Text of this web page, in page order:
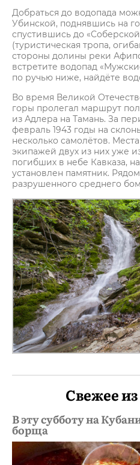
Добраться до водопада
Убинской, поднявшись на
спустившись до
(туристическая тропа,
стороны долины реки
встретите водопад
по ручью ниже, найдёте
Во время Великой
горы пролегал маршрут
из Адлера на Тамань. За
февраль 1943 годы на
несколько самолётов.
экипажей двух из них уже
погибших в небе Кавказа,
установлен памятник.
разрушенного среднего
Свежее
В эту субботу на
борща